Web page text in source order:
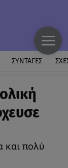
ΣΥΝΤΑΓΕΣ
και πολύ